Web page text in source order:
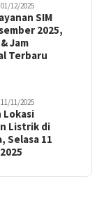
01/12/2025
SIM
2025,
Jam
Terbaru
11/11/2025
Lokasi
Listrik di
Selasa 11